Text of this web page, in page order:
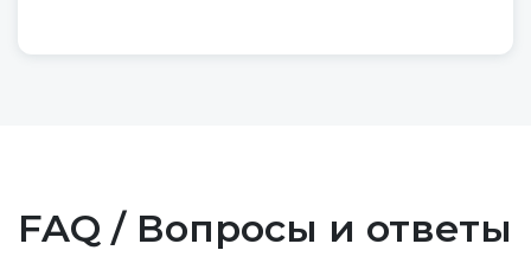
FAQ / Вопросы и ответы